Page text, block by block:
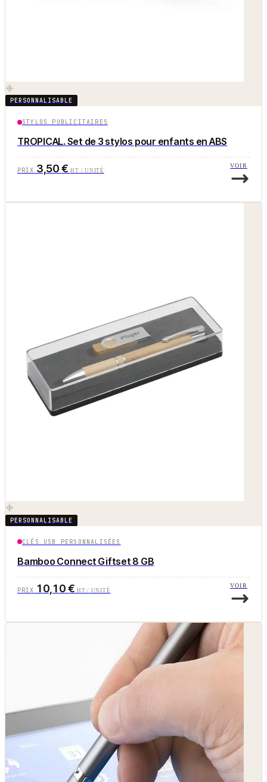
PERSONNALISABLE
STYLOS PUBLICITAIRES
TROPICAL. Set de 3 stylos pour enfants en ABS
PRIX 3,50 €HT / UNITÉ
VOIR
PERSONNALISABLE
CLÉS USB PERSONNALISÉES
Bamboo Connect Giftset 8 GB
PRIX 10,10 €HT / UNITÉ
VOIR